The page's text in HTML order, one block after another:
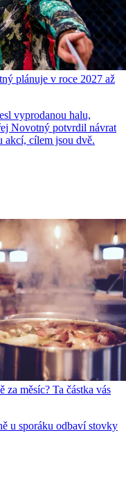
plánuje v roce 2027 až
vyprodanou halu,
Novotný potvrdil návrat
akcí, cílem jsou dvě.
měsíc? Ta částka vás
u sporáku odbaví stovky